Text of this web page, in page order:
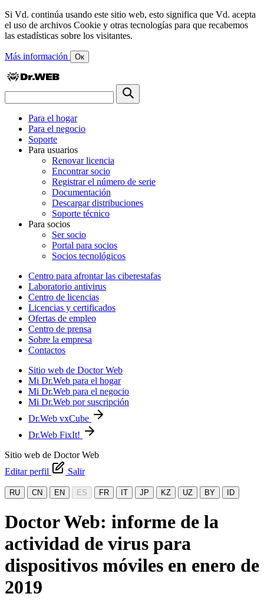
Si Vd. continúa usando este sitio web, esto significa que Vd. acepta
el uso de archivos Cookie y otras tecnologías para que recabemos
las estadísticas sobre los visitantes.
Más información Ок
Para el hogar
Para el negocio
Soporte
Para usuarios
Renovar licencia
Encontrar socio
Registrar el número de serie
Documentación
Descargar distribuciones
Soporte técnico
Para socios
Ser socio
Portal para socios
Socios tecnológicos
Centro para afrontar las ciberestafas
Laboratorio antivirus
Centro de licencias
Licencias y certificados
Ofertas de empleo
Centro de prensa
Sobre la empresa
Contactos
Sitio web de Doctor Web
Mi Dr.Web para el hogar
Mi Dr.Web para el negocio
Mi Dr.Web por suscripción
Dr.Web vxCube
Dr.Web FixIt!
Sitio web de Doctor Web
Editar perfil
Salir
RU CN EN ES FR IT JP KZ UZ BY ID
Doctor Web: informe de la
actividad de virus para
dispositivos móviles en enero de
2019